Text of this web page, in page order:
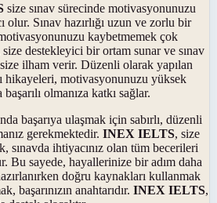
size sınav sürecinde motivasyonunuzu
olur. Sınav hazırlığı uzun ve zorlu bir
kaybetmemek çok
size destekleyici bir ortam sunar ve sınav
ilham verir. Düzenli olarak yapılan
hikayeleri, motivasyonunuzu yüksek
olmanıza katkı sağlar.
başarıya ulaşmak için sabırlı, düzenli
gerekmektedir. INEX IELTS, size
sınavda ihtiyacınız olan tüm becerileri
Bu sayede, hayallerinize bir adım daha
doğru kaynakları kullanmak
başarınızın anahtarıdır. INEX IELTS,